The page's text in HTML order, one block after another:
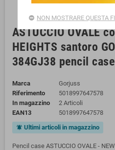
ASTUCCIO OVALE
HEIGHTS santoro
384GJ38 pencil case
Marca
Gorjuss
Riferimento
5018997647578
In magazzino
2 Articoli
EAN13
5018997647578
notifications_active Ultimi articoli in magazzino
Pencil case ASTUCCIO OVALE -
NON MOSTRARE QUESTA